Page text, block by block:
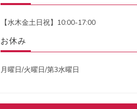
【水木金土日祝】10:00-17:00
お休み
月曜日/火曜日/第3水曜日